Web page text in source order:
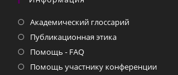
Академический глоссарий
Публикационная этика
Помощь - FAQ
Помощь участнику конференции